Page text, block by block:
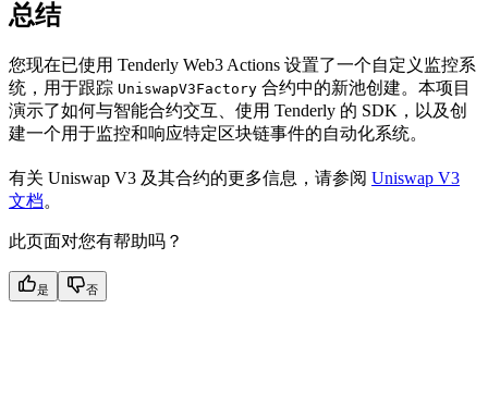
总结
您现在已使用 Tenderly Web3 Actions 设置了一个自定义监控系
统，用于跟踪 UniswapV3Factory 合约中的新池创建。本项目
演示了如何与智能合约交互、使用 Tenderly 的 SDK，以及创
建一个用于监控和响应特定区块链事件的自动化系统。
有关 Uniswap V3 及其合约的更多信息，请参阅 Uniswap V3
文档。
此页面对您有帮助吗？
是 否